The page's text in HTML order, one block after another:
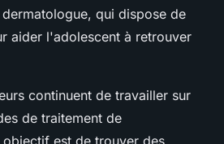
qui dispose de
aider l'adolescent à retrouver
continuent de travailler sur
de traitement de
est de trouver des